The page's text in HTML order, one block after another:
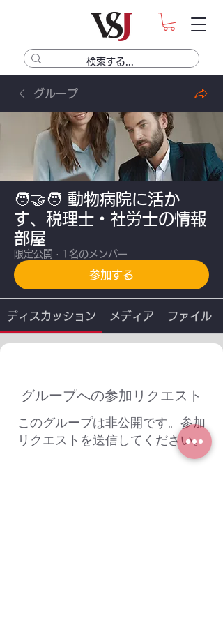
グループ
🧑‍🤝‍🧑 動物病院に活か
す、税理士・社労士の情報
部屋
限定公開 · 1名のメンバー
参加する
ディスカッション メディア ファイル
グループへの参加リクエスト
このグループは非公開です。参加
リクエストを送信してください。